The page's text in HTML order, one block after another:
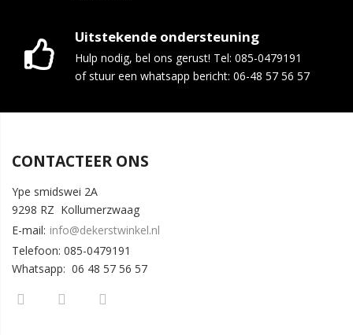
Uitstekende ondersteuning
Hulp nodig, bel ons gerust! Tel: 085-0479191
of stuur een whatsapp bericht: 06-48 57 56 57
CONTACTEER ONS
Ype smidswei 2A
9298 RZ Kollumerzwaag
E-mail: info@dekerstwinkel.nl
Telefoon: 085-0479191
Whatsapp: 06 48 57 56 57